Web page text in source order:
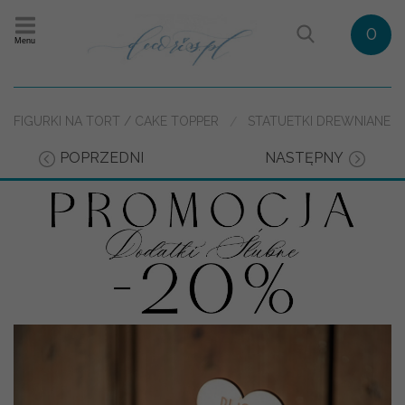
Menu 0
FIGURKI NA TORT / CAKE TOPPER STATUETKI DREWNIANE
POPRZEDNI NASTĘPNY